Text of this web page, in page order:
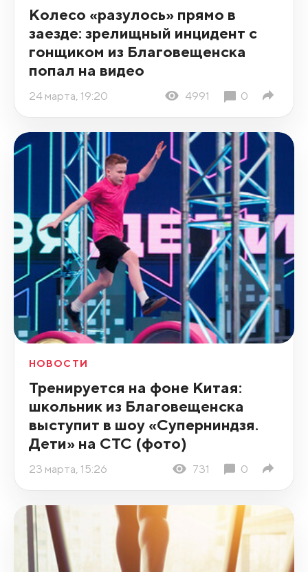
Колесо «разулось» прямо в
заезде: зрелищный инцидент с
гонщиком из Благовещенска
попал на видео
24 марта, 19:20 4991 0
НОВОСТИ
Тренируется на фоне Китая:
школьник из Благовещенска
выступит в шоу «Суперниндзя.
Дети» на СТС (фото)
23 марта, 15:26 731 0